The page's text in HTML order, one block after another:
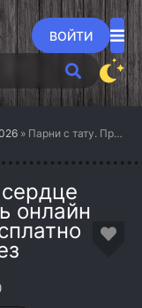
ВОЙТИ
» Парни с тату. Прямо в сердце (2026)
онлайн